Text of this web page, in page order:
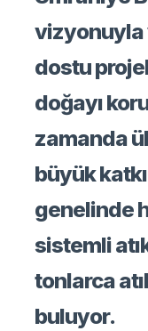
vizyonuyla
dostu
doğayı
zamanda
büyük
genelinde
sistemli
tonlarca
buluyor.